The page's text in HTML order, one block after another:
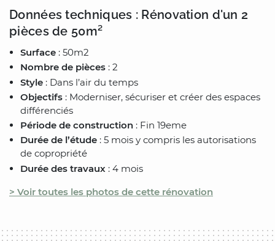
Données techniques : Rénovation d'un 2
pièces de 50m²
Surface : 50m2
Nombre de pièces : 2
Style : Dans l’air du temps
Objectifs : Moderniser, sécuriser et créer des espaces
différenciés
Période de construction : Fin 19eme
Durée de l’étude : 5 mois y compris les autorisations
de copropriété
Durée des travaux : 4 mois
> Voir toutes les photos de cette rénovation